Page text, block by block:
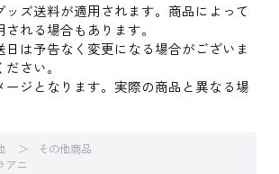
ズ送料が適用されます。商品によって
れる場合もあります。
は予告なく変更になる場合がございま
さい。
ジとなります。実際の商品と異なる場
その他商品
アニ